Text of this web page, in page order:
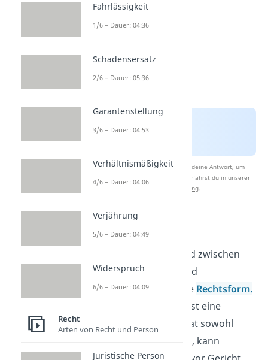
Nach Beantwortung speichern wir deine Antwort, um
Studyflix zu verbessern. Mehr dazu erfährst du in unserer
Datenschutzerklärung.
Rechtstellung
Ein wichtiger Unterschied zwischen
Personengesellschaft und
Kapitalgesellschaft ist die Rechtsform.
Eine Kapitalgesellschaft ist eine
juristische Person
. Sie hat sowohl
Rechte als auch Pflichten, kann
Fahrlässigkeit
1/6 – Dauer: 04:36
Schadensersatz
2/6 – Dauer: 05:36
Garantenstellung
3/6 – Dauer: 04:53
Verhältnismäßigkeit
4/6 – Dauer: 04:06
Verjährung
5/6 – Dauer: 04:49
Widerspruch
6/6 – Dauer: 04:09
Recht
Arten von Recht und Person
Juristische Person